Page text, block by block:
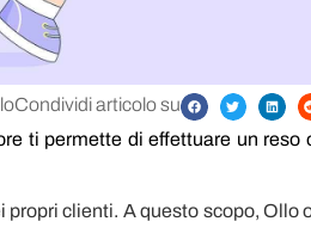
Condividi articolo su
ti permette di effettuare un reso
clienti. A questo scopo, Ollo